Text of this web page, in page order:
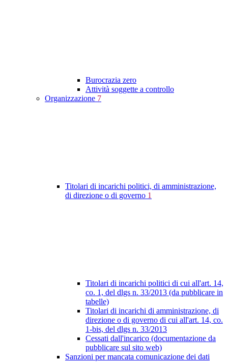
Burocrazia zero
Attività soggette a controllo
Organizzazione 7
Titolari di incarichi politici, di amministrazione,
di direzione o di governo 1
Titolari di incarichi politici di cui all'art. 14,
co. 1, del dlgs n. 33/2013 (da pubblicare in
tabelle)
Titolari di incarichi di amministrazione, di
direzione o di governo di cui all'art. 14, co.
1-bis, del dlgs n. 33/2013
Cessati dall'incarico (documentazione da
pubblicare sul sito web)
Sanzioni per mancata comunicazione dei dati